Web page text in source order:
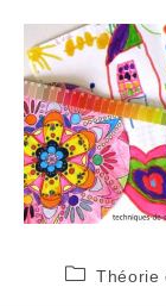
PostThéorie